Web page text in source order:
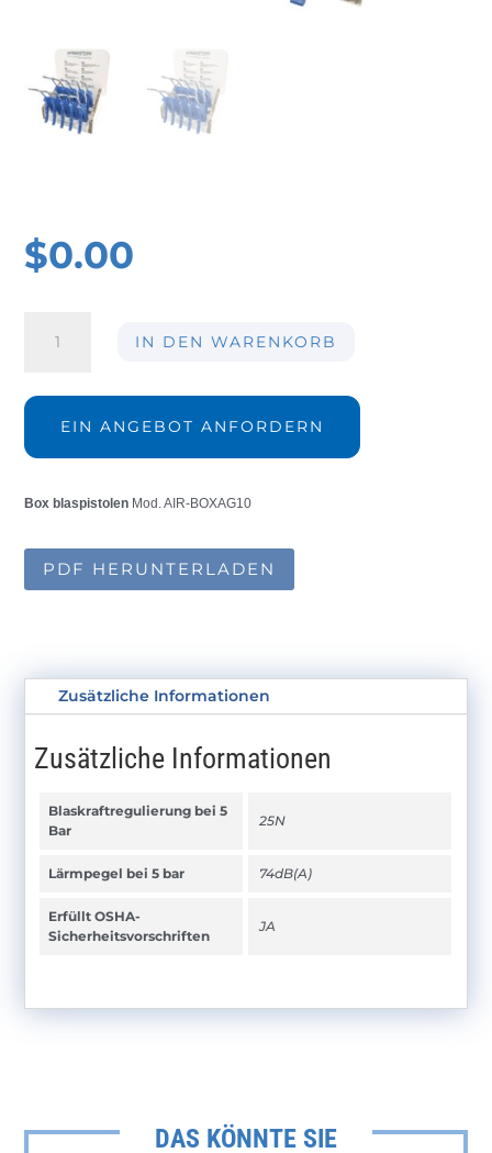
$0.00
blaspistole
BOXAG10
Menge
IN DEN WARENKORB
EIN ANGEBOT ANFORDERN
Box blaspistolen Mod. AIR-BOXAG10
PDF HERUNTERLADEN
Zusätzliche Informationen
Zusätzliche Informationen
Blaskraftregulierung bei 5
Bar
25N
Lärmpegel bei 5 bar 74dB(A)
Erfüllt OSHA-
Sicherheitsvorschriften
JA
DAS KÖNNTE SIE